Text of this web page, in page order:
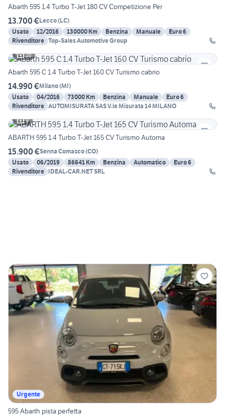
Abarth 595 1.4 Turbo T-Jet 180 CV Competizione Per
13.700 €Lecco(LC)
Usato
12/2016 130000 Km Benzina Manuale
Euro 6
Rivenditore Top-Sales Automotive Group
16
Abarth 595 C 1.4 Turbo T-Jet 160 CV Turismo cabrio
14.990 €Milano(MI)
Usato
04/2016 73000 Km Benzina Manuale
Euro 6
Rivenditore AUTOMISURATA SAS V.le Misurata 14 MILANO
9
ABARTH 595 1.4 Turbo T-Jet 165 CV Turismo Automa
15.900 €Senna Comasco(CO)
Usato
06/2019 86641 Km Benzina Automatico
Euro 6
Rivenditore IDEAL-CAR.NET SRL
Urgente
595 Abarth pista perfetta